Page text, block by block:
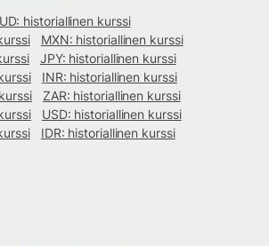
historiallinen kurssi
MXN: historiallinen kurssi
JPY: historiallinen kurssi
INR: historiallinen kurssi
ZAR: historiallinen kurssi
USD: historiallinen kurssi
IDR: historiallinen kurssi